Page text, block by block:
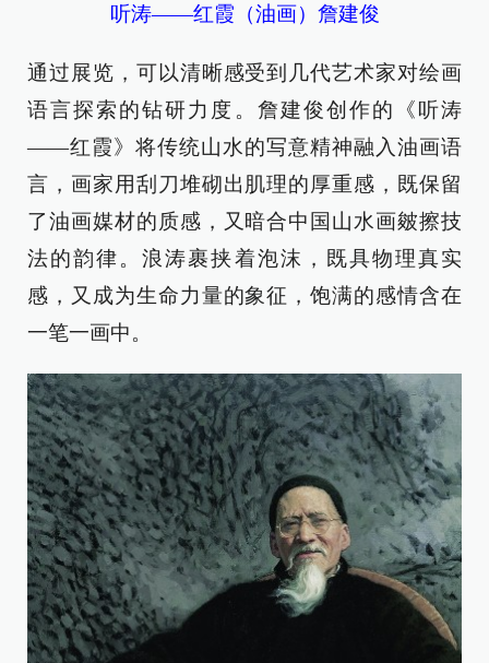
听涛——红霞（油画）詹建俊
通过展览，可以清晰感受到几代艺术家对绘画
语言探索的钻研力度。詹建俊创作的《听涛
——红霞》将传统山水的写意精神融入油画语
言，画家用刮刀堆砌出肌理的厚重感，既保留
了油画媒材的质感，又暗合中国山水画皴擦技
法的韵律。浪涛裹挟着泡沫，既具物理真实
感，又成为生命力量的象征，饱满的感情含在
一笔一画中。